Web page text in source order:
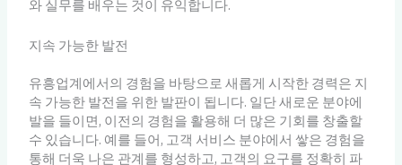
와 실무를 배우는 것이 유익합니다.
지속 가능한 발전
유흥업계에서의 경험을 바탕으로 새롭게 시작한 경력은 지
속 가능한 발전을 위한 발판이 됩니다. 일단 새로운 분야에
발을 들이면, 이전의 경험을 활용해 더 많은 기회를 창출할
수 있습니다. 예를 들어, 고객 서비스 분야에서 쌓은 경험을
통해 더욱 나은 관계를 형성하고, 고객의 요구를 정확히 파